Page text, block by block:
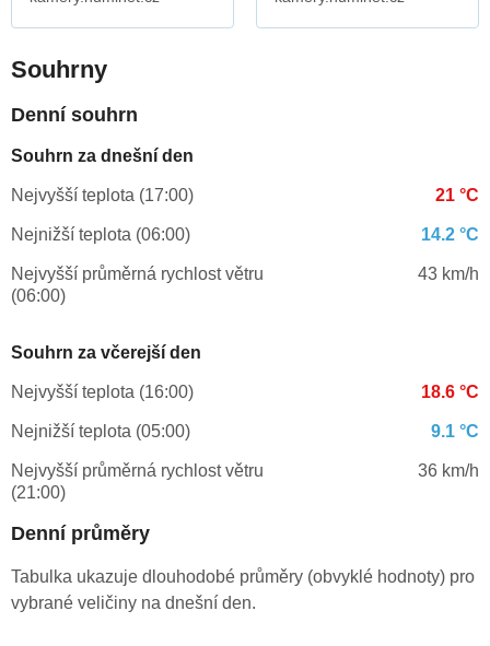
Souhrny
Denní souhrn
Souhrn za dnešní den
Nejvyšší teplota (17:00) 21 °C
Nejnižší teplota (06:00) 14.2 °C
Nejvyšší průměrná rychlost větru
(06:00)
43 km/h
Souhrn za včerejší den
Nejvyšší teplota (16:00) 18.6 °C
Nejnižší teplota (05:00) 9.1 °C
Nejvyšší průměrná rychlost větru
(21:00)
36 km/h
Denní průměry
Tabulka ukazuje dlouhodobé průměry (obvyklé hodnoty) pro
vybrané veličiny na dnešní den.